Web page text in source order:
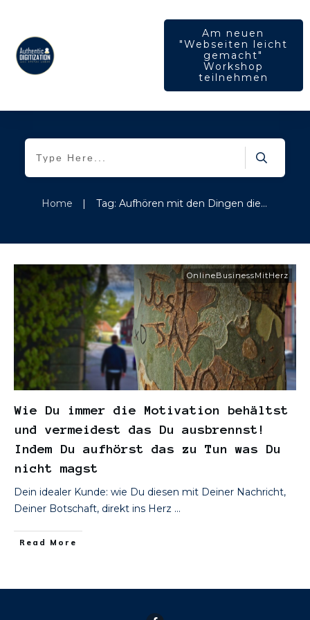
Am neuen
"Webseiten leicht
gemacht"
Workshop
teilnehmen
Home | Tag: Aufhören mit den Dingen die Du nicht magst
OnlineBusinessMitHerz
Wie Du immer die Motivation behältst
und vermeidest das Du ausbrennst!
Indem Du aufhörst das zu Tun was Du
nicht magst
Dein idealer Kunde: wie Du diesen mit Deiner Nachricht,
Deiner Botschaft, direkt ins Herz ...
​Read More